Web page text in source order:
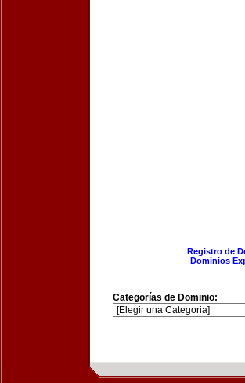
Registro de
Dominios
Categorías de Dominio: